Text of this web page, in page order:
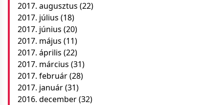
2017. augusztus (22)
2017. július (18)
2017. június (20)
2017. május (11)
2017. április (22)
2017. március (31)
2017. február(28)
2017. január(31)
2016. december(32)